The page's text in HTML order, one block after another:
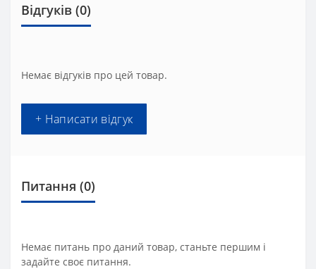
Відгуків (0)
Немає відгуків про цей товар.
+ Написати відгук
Питання (0)
Немає питань про даний товар, станьте першим і
задайте своє питання.